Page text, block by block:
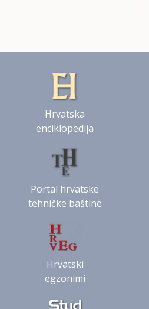
Hrvatska
enciklopedija
Portal hrvatske
tehničke baštine
Hrvatski
egzonimi